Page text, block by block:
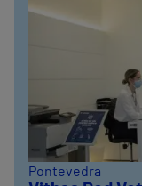
Pontevedra